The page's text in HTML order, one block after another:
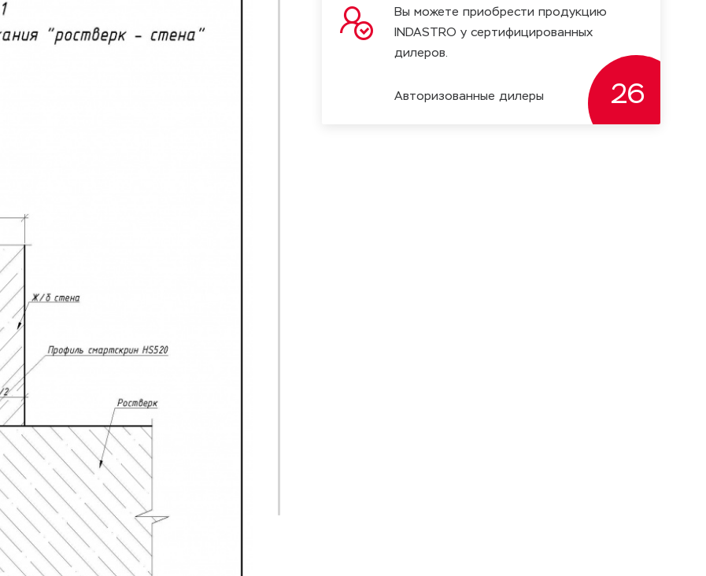
Вы можете приобрести продукцию
INDASTRO у сертифицированных
дилеров.
Авторизованные дилеры 26